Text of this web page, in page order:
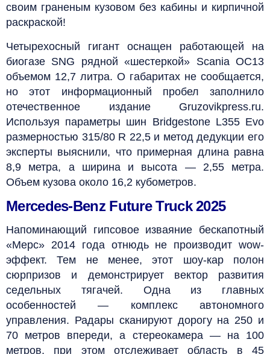
своим граненым кузовом без кабины и кирпичной
раскраской!
Четырехосный гигант оснащен работающей на
биогазе SNG рядной «шестеркой» Scania OC13
объемом 12,7 литра. О габаритах не сообщается,
но этот информационный пробел заполнило
отечественное издание Gruzovikpress.ru.
Используя параметры шин Bridgestone L355 Evo
размерностью 315/80 R 22,5 и метод дедукции его
эксперты выяснили, что примерная длина равна
8,9 метра, а ширина и высота — 2,55 метра.
Объем кузова около 16,2 кубометров.
Mercedes-Benz Future Truck 2025
Напоминающий гипсовое изваяние бескапотный
«Мерс» 2014 года отнюдь не производит wow-
эффект. Тем не менее, этот шоу-кар полон
сюрпризов и демонстрирует вектор развития
седельных тягачей. Одна из главных
особенностей — комплекс автономного
управления. Радары сканируют дорогу на 250 и
70 метров впереди, а стереокамера — на 100
метров, при этом отслеживает область в 45